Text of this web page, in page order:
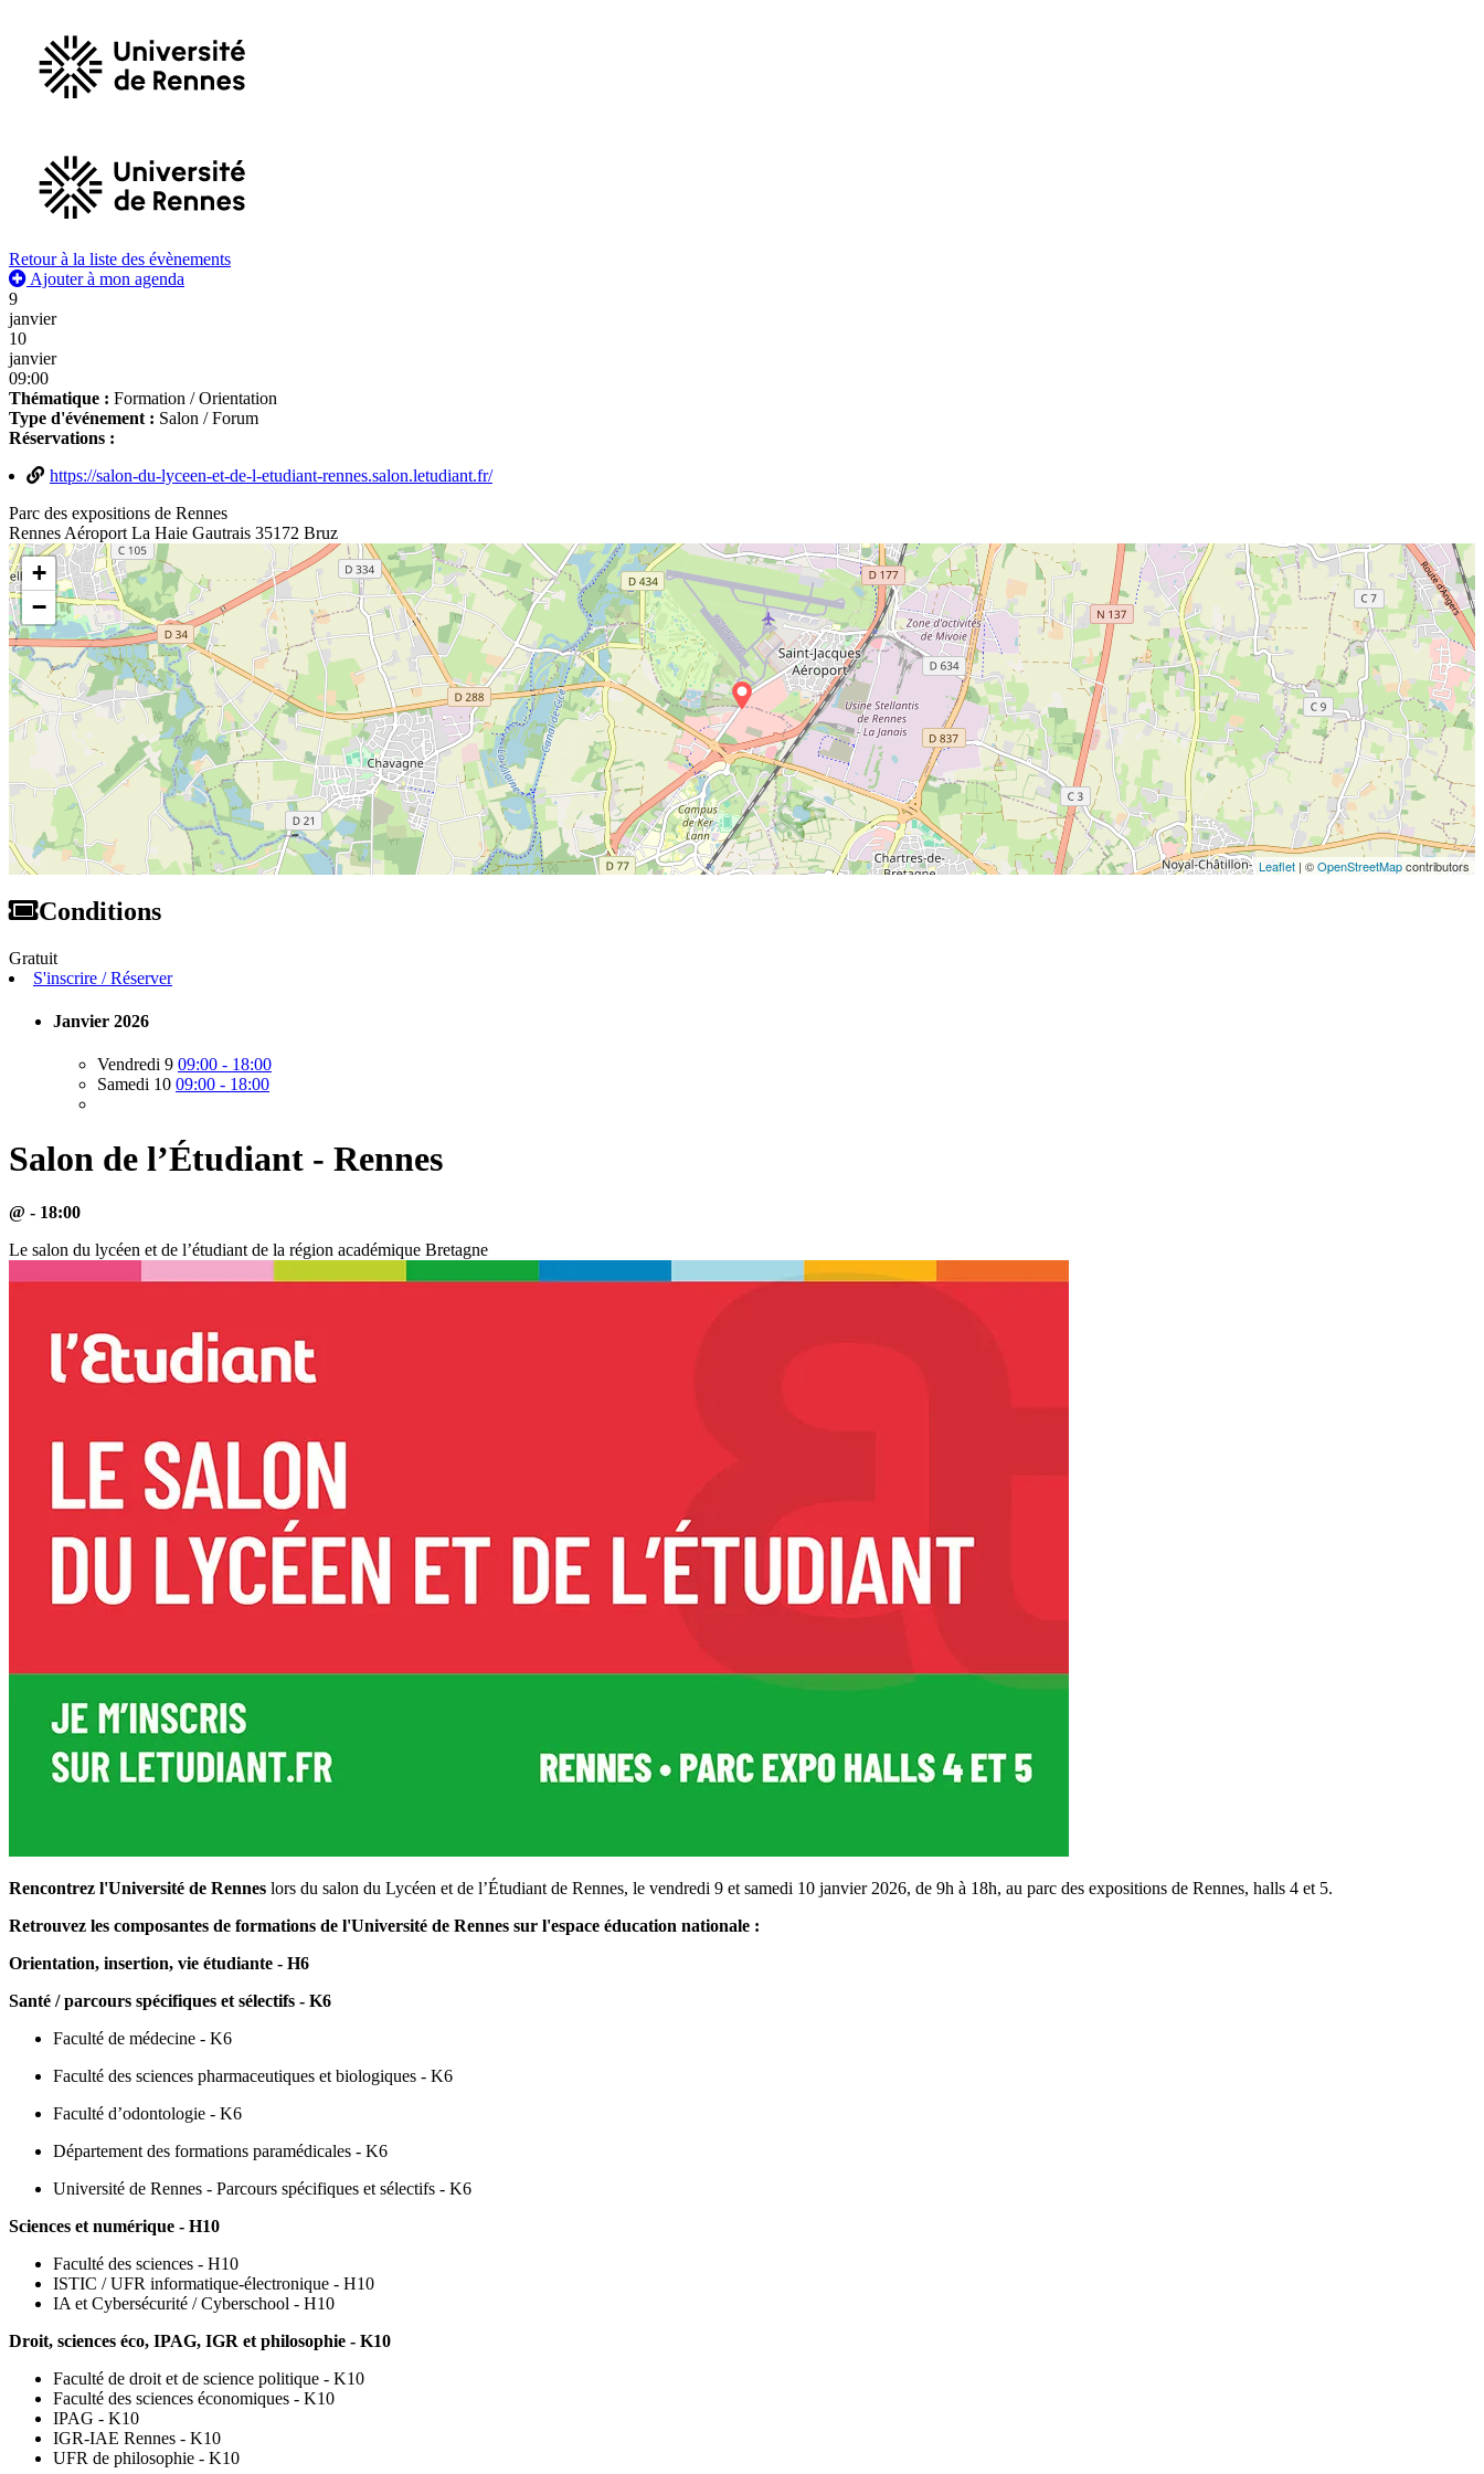
Retour à la liste des évènements
Ajouter à mon agenda
9
janvier
10
janvier
09:00
Thématique : Formation / Orientation
Type d'événement : Salon / Forum
Réservations :
https://salon-du-lyceen-et-de-l-etudiant-rennes.salon.letudiant.fr/
Parc des expositions de Rennes
Rennes Aéroport La Haie Gautrais 35172 Bruz
+
−
Leaflet | ©OpenStreetMapcontributors
Conditions
Gratuit
S'inscrire / Réserver
Janvier 2026
Vendredi 9 09:00 - 18:00
Samedi 10 09:00 - 18:00
Salon de l’Étudiant - Rennes
@ - 18:00
Le salon du lycéen et de l’étudiant de la région académique Bretagne
Rencontrez l'Université de Rennes lors du salon du Lycéen et de l’Étudiant de Rennes, le vendredi 9 et samedi 10 janvier 2026, de 9h à 18h, au parc des expositions de Rennes, halls 4 et 5.
Retrouvez les composantes de formations de l'Université de Rennes sur l'espace éducation nationale :
Orientation, insertion, vie étudiante - H6
Santé / parcours spécifiques et sélectifs - K6
Faculté de médecine - K6
Faculté des sciences pharmaceutiques et biologiques - K6
Faculté d’odontologie - K6
Département des formations paramédicales - K6
Université de Rennes - Parcours spécifiques et sélectifs - K6
Sciences et numérique - H10
Faculté des sciences - H10
ISTIC / UFR informatique-électronique - H10
IA et Cybersécurité / Cyberschool - H10
Droit, sciences éco, IPAG, IGR et philosophie - K10
Faculté de droit et de science politique - K10
Faculté des sciences économiques - K10
IPAG - K10
IGR-IAE Rennes - K10
UFR de philosophie - K10